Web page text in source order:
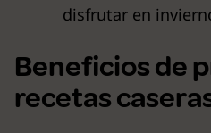
disfrutar en
Beneficios de
recetas